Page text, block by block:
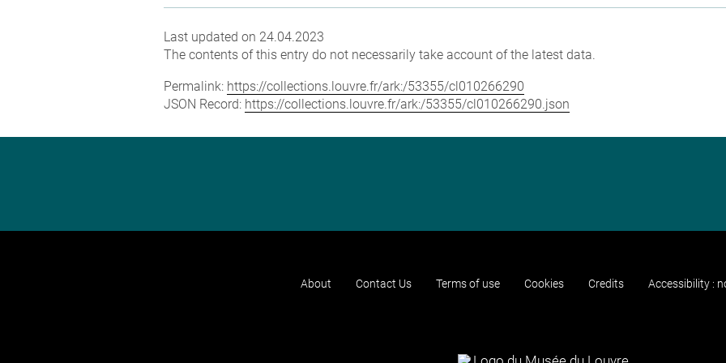
Last updated on 24.04.2023
The contents of this entry do not necessarily take account of the latest data.
Permalink: https://collections.louvre.fr/ark:/53355/cl010266290
JSON Record: https://collections.louvre.fr/ark:/53355/cl010266290.json
About Contact Us Terms of use Cookies Credits Accessibility :